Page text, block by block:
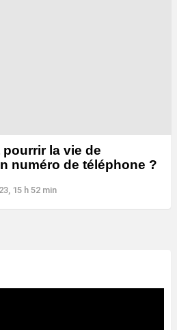
la vie de
numéro de téléphone ?
15 h 52 min